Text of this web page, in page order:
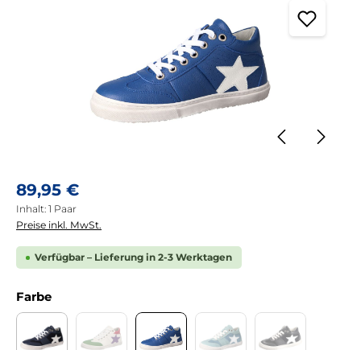
Regulärer Preis:
89,95 €
Inhalt: 1 Paar
Preise inkl. MwSt.
Verfügbar – Lieferung in 2-3 Werktagen
Farbeauswählen